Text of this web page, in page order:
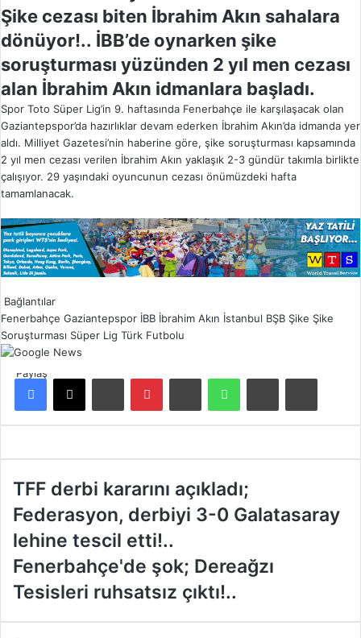
Şike cezası biten İbrahim Akın sahalara
dönüyor!.. İBB’de oynarken şike
soruşturması yüzünden 2 yıl men cezası
alan İbrahim Akın idmanlara başladı.
Spor Toto Süper Lig’in 9. haftasında Fenerbahçe ile karşılaşacak olan
Gaziantepspor’da hazırlıklar devam ederken İbrahim Akın’da idmanda yer
aldı. Milliyet Gazetesi’nin haberine göre, şike soruşturması kapsamında
2 yıl men cezası verilen İbrahim Akın yaklaşık 2-3 gündür takımla birlikte
çalışıyor. 29 yaşındaki oyuncunun cezası önümüzdeki hafta
tamamlanacak.
Bağlantılar
Fenerbahçe Gaziantepspor İBB İbrahim Akın İstanbul BŞB Şike Şike
Soruşturması Süper Lig Türk Futbolu
Paylaş
T
F
d
r
b
k
TFF derbi kararını açıkladı;
Federasyon, derbiyi 3-0 Galatasaray
lehine tescil etti!..
F
Fenerbahçe'de şok; Dereağzı
Tesisleri ruhsatsız çıktı!..